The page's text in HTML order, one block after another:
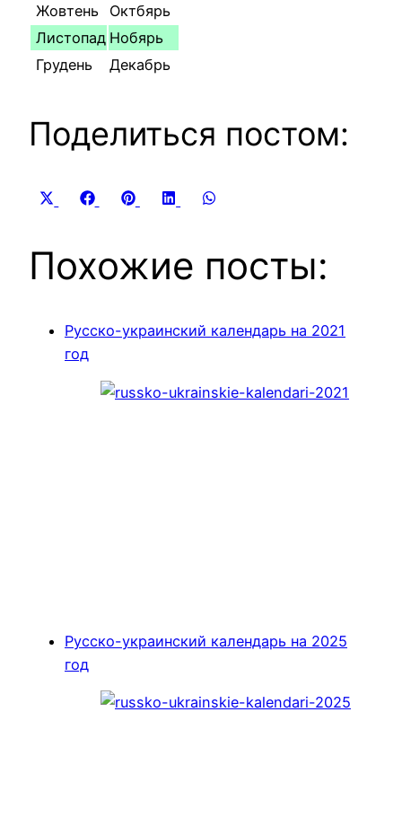
Жовтень
Октбярь
Листопад Нобярь
Грудень
Декабрь
Поделиться постом:
Share
Share
Facebook
Share
PinterestShare
LinkedIn
Похожие посты:
Русско-украинский календарь на 2021
год
Русско-украинский календарь на 2025
год